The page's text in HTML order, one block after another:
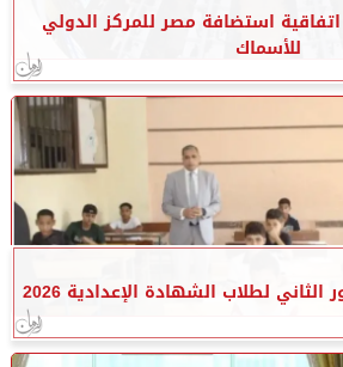
استضافة مصر للمركز الدولي
للأسماك
لطلاب الشهادة الإعدادية 2026